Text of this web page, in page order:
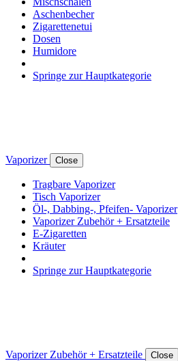
Aschenbecher
Zigarettenetui
Dosen
Humidore
Springe zur Hauptkategorie
Vaporizer Close
Tragbare Vaporizer
Tisch Vaporizer
Öl-, Dabbing-, Pfeifen- Vaporizer
Vaporizer Zubehör + Ersatzteile
E-Zigaretten
Kräuter
Springe zur Hauptkategorie
Vaporizer Zubehör + Ersatzteile Close